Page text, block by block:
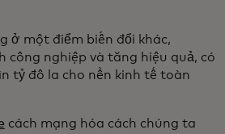
ở một điểm biến đổi khác,
công nghiệp và tăng hiệu quả, có
tỷ đô la cho nền kinh tế toàn
cách mạng hóa cách chúng ta